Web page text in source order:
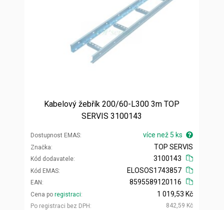
Kabelový žebřík 200/60-L300 3m TOP
SERVIS 3100143
Dostupnost EMAS více než 5 ks
Značka
Kód dodavatele
TOP SERVIS
3100143
Kód EMAS
EAN
ELOSOS1743857
8595589120116
Cena po registraci
Po registraci bez DPH
1 019,53 Kč
842,59 Kč